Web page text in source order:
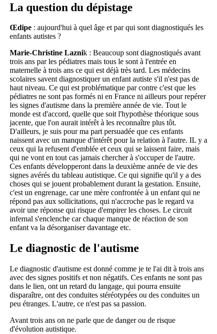
La question du dépistage
Œdipe : aujourd'hui à quel âge et par qui sont diagnostiqués les
enfants autistes ?
Marie-Christine Laznik : Beaucoup sont diagnostiqués avant
trois ans par les pédiatres mais tous le sont à l'entrée en
maternelle à trois ans ce qui est déjà très tard. Les médecins
scolaires savent diagnostiquer un enfant autiste s'il n'est pas de
haut niveau. Ce qui est problématique par contre c'est que les
pédiatres ne sont pas formés ni en France ni ailleurs pour repérer
les signes d'autisme dans la première année de vie. Tout le
monde est d'accord, quelle que soit l'hypothèse théorique sous
jacente, que l'on aurait intérêt à les reconnaître plus tôt.
D'ailleurs, je suis pour ma part persuadée que ces enfants
naissent avec un manque d'intérêt pour la relation à l'autre. IL y a
ceux qui la refusent d'emblée et ceux qui se laissent faire, mais
qui ne vont en tout cas jamais chercher à s'occuper de l'autre.
Ces enfants développeront dans la deuxième année de vie des
signes avérés du tableau autistique. Ce qui signifie qu'il y a des
choses qui se jouent probablement durant la gestation. Ensuite,
c'est un engrenage, car une mère confrontée à un enfant qui ne
répond pas aux sollicitations, qui n'accroche pas le regard va
avoir une réponse qui risque d'empirer les choses. Le circuit
infernal s'enclenche car chaque manque de réaction de son
enfant va la désorganiser davantage etc.
Le diagnostic de l'autisme
Le diagnostic d'autisme est donné comme je te l'ai dit à trois ans
avec des signes positifs et non négatifs. Ces enfants ne sont pas
dans le lien, ont un retard du langage, qui pourra ensuite
disparaître, ont des conduites stéréotypées ou des conduites un
peu étranges. L'autre, ce n'est pas sa passion.
Avant trois ans on ne parle que de danger ou de risque
d'évolution autistique.